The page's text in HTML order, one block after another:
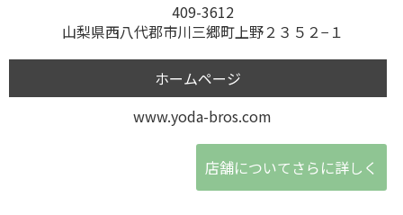
409-3612
山梨県西八代郡市川三郷町上野２３５２−１
ホームページ
www.yoda-bros.com
店舗についてさらに詳しく